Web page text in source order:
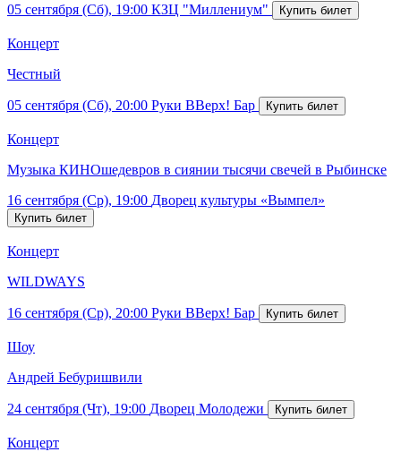
05 сентября (Сб), 19:00 КЗЦ "Миллениум"
Концерт
Честный
05 сентября (Сб), 20:00 Руки ВВерх! Бар
Концерт
Музыка КИНОшедевров в сиянии тысячи свечей в Рыбинске
16 сентября (Ср), 19:00 Дворец культуры «Вымпел»
Концерт
WILDWAYS
16 сентября (Ср), 20:00 Руки ВВерх! Бар
Шоу
Андрей Бебуришвили
24 сентября (Чт), 19:00 Дворец Молодежи
Концерт